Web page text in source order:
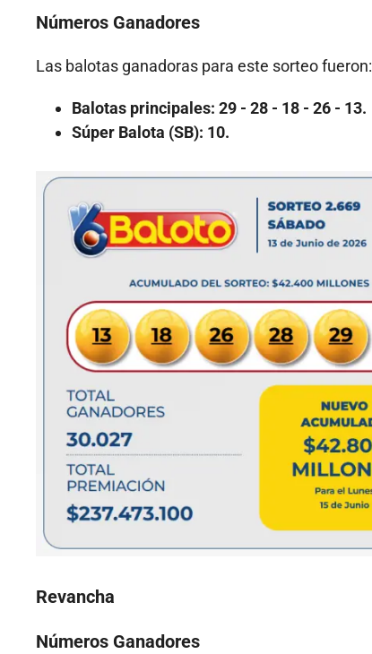
Números Ganadores
Las balotas ganadoras para este sorteo fueron:
Balotas principales: 29 - 28 - 18 - 26 - 13.
Súper Balota (SB): 10.
Revancha
Números Ganadores